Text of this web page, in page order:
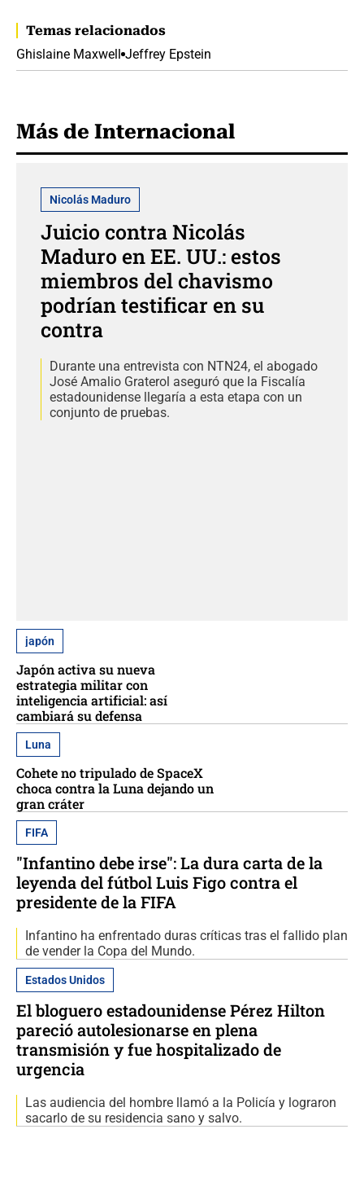
Temas relacionados
Ghislaine Maxwell
Jeffrey Epstein
Más de Internacional
Nicolás Maduro
Juicio contra Nicolás
Maduro en EE. UU.: estos
miembros del chavismo
podrían testificar en su
contra
Durante una entrevista con NTN24, el abogado
José Amalio Graterol aseguró que la Fiscalía
estadounidense llegaría a esta etapa con un
conjunto de pruebas.
japón
Japón activa su nueva
estrategia militar con
inteligencia artificial: así
cambiará su defensa
Luna
Cohete no tripulado de SpaceX
choca contra la Luna dejando un
gran cráter
FIFA
"Infantino debe irse": La dura carta de la
leyenda del fútbol Luis Figo contra el
presidente de la FIFA
Infantino ha enfrentado duras críticas tras el fallido plan
de vender la Copa del Mundo.
Estados Unidos
El bloguero estadounidense Pérez Hilton
pareció autolesionarse en plena
transmisión y fue hospitalizado de
urgencia
Las audiencia del hombre llamó a la Policía y lograron
sacarlo de su residencia sano y salvo.